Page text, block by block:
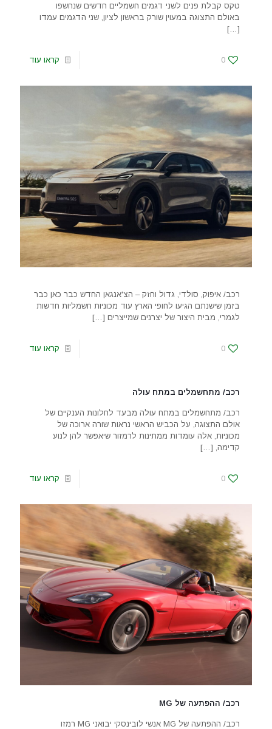
טקס קבלת פנים לשני דגמים חשמליים חדשים שנחשפו
באולם התצוגה במעוין שורק בראשון לציון, שני הדגמים עמדו
[…]
0 קראו עוד
רכב/ איפוק, סולדי, גדול וחזק – הצ'אנגאן החדש כבר כאן כבר
בזמן שישנתם הגיעו לחופי הארץ עוד מכוניות חשמליות חדשות
לגמרי, מבית היצור של יצרנים שמייצרים […]
0 קראו עוד
רכב/ מתחשמלים במתח עולה
רכב/ מתחשמלים במתח עולה מבעד לחלונות הענקיים של
אולם התצוגה, על הכביש הראשי נראות שורה ארוכה של
מכוניות, אלה עומדות ממתינות לרמזור שיאפשר להן לנוע
קדימה, […]
0 קראו עוד
רכב/ ההפתעה של MG
רכב/ ההפתעה של MG אנשי לובינסקי יבואני MG רמזו